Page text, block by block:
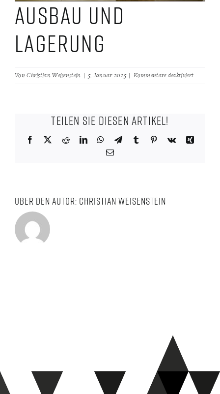
Ausbau und
Lagerung
VonChristian Weisenstein | 5. Januar 2025 | Kommentare deaktiviertfür
Teilen Sie diesen Artikel!
Facebook RedditLinkedInWhatsApp
TelegramTumblr Pinterest
Vk
Xing
E-
Über den Autor: Christian Weisenstein